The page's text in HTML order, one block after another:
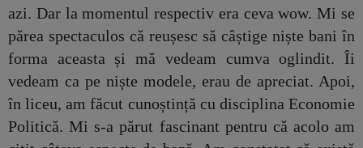
azi. Dar la momentul respectiv era ceva wow. Mi se
părea spectaculos că reușesc să câștige niște bani în
forma aceasta și mă vedeam cumva oglindit. Îi
vedeam ca pe niște modele, erau de apreciat. Apoi,
în liceu, am făcut cunoștință cu disciplina Economie
Politică. Mi s-a părut fascinant pentru că acolo am